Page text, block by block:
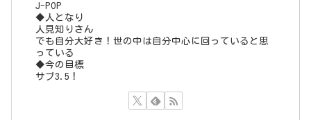
J-POP
◆人となり
人見知りさん
でも自分大好き！世の中は自分中心に回っていると思
っている
◆今の目標
サブ3.5！